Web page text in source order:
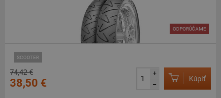
SCOOTER
ODPORÚČAME
74,42 €
38,50 €
+
–
Kúpiť